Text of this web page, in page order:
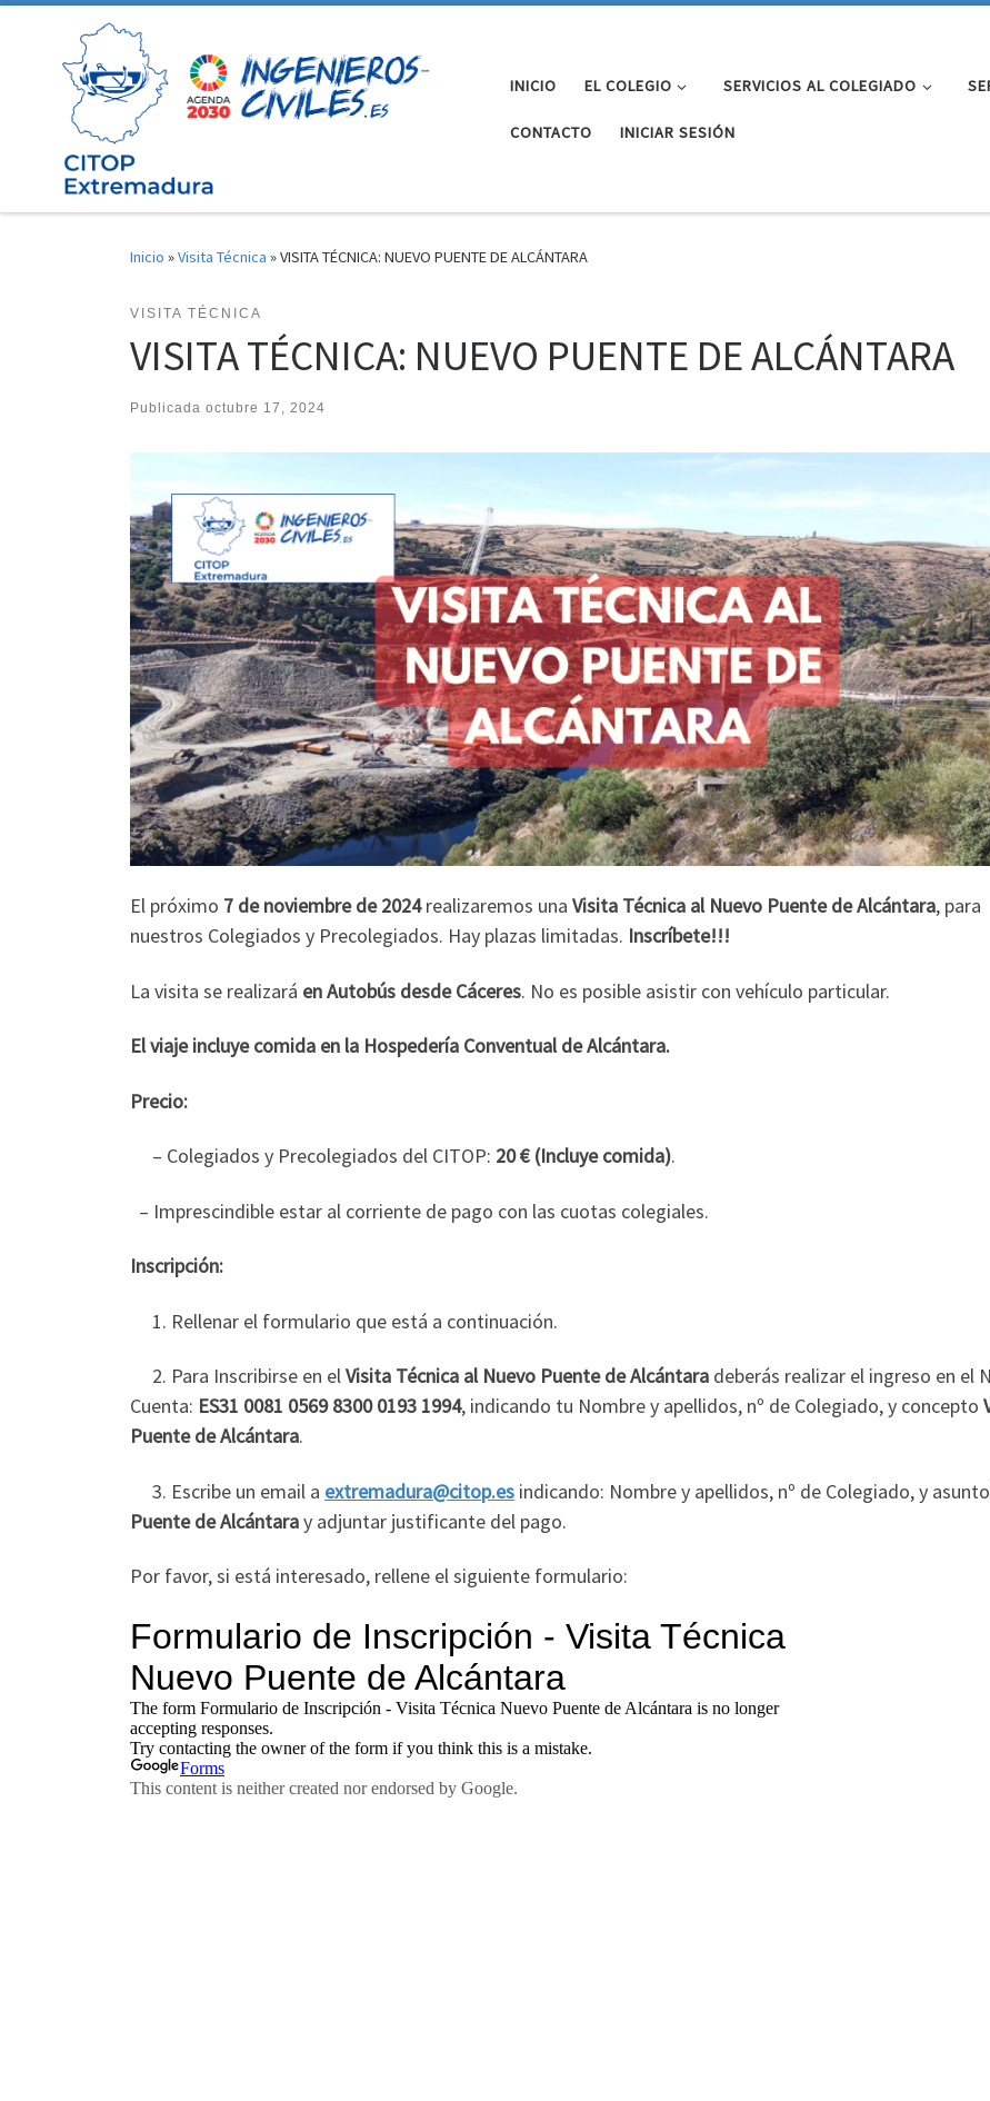
Saltar al contenido
INICIO EL COLEGIO SERVICIOS AL COLEGIADO
CONTACTO INICIAR SESIÓN
Inicio »Visita Técnica »VISITA TÉCNICA: NUEVO PUENTE DE ALCÁNTARA
VISITA TÉCNICA
VISITA TÉCNICA: NUEVO PUENTE DE ALCÁNTARA
Publicada octubre 17, 2024
El próximo 7 de noviembre de 2024realizaremos una Visita Técnica al Nuevo Puente de Alcántara, para
nuestros Colegiados y Precolegiados. Hay plazas limitadas. Inscríbete!!!
La visita se realizará en Autobús desde Cáceres. No es posible asistir con vehículo particular.
El viaje incluye comida en la Hospedería Conventual de Alcántara.
Precio:
– Colegiados y Precolegiados del CITOP: 20 € (Incluye comida).
– Imprescindible estar al corriente de pago con las cuotas colegiales.
Inscripción:
1. Rellenar el formulario que está a continuación.
2. Para Inscribirse en elVisita Técnica al Nuevo Puente de Alcántara deberás realizar el ingreso en el
Cuenta: ES31 0081 0569 8300 0193 1994, indicando tu Nombre y apellidos, nº de Colegiado, y concepto
Puente de Alcántara.
3. Escribe un email a extremadura@citop.es indicando: Nombre y apellidos, nº de Colegiado, y asunto
Puente de Alcántaray adjuntar justificante del pago.
Por favor, si está interesado, rellene el siguiente formulario: